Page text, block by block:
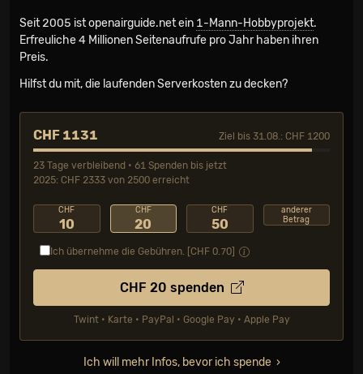
Seit 2005 ist openairguide.net ein 1-Mann-Hobbyprojekt.
Erfreuliche 4 Millionen Seiten­aufrufe pro Jahr haben ihren
Preis.
Hilfst du mit, die laufenden Serverkosten zu decken?
CHF 1131 Ziel bis 31.08.: CHF 1200
23 Tage verbleibend • 61 Spenden bis jetzt
2025: CHF 2333 von 2500 erreicht
CHF
10
CHF
20
CHF
50
anderer
Betrag
Ich übernehme die Gebühren. [CHF 0.70
CHF 20 spenden
Twint • Karte • PayPal • Google Pay • Apple Pay
Ich will mehr Infos, bevor ich spende